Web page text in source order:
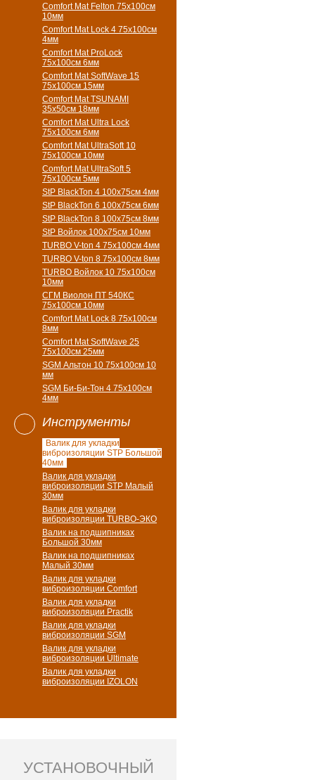
Comfort Mat Felton 75х100см
10мм
Comfort Mat Lock 4 75х100см
4мм
Comfort Mat ProLock
75х100см 6мм
Comfort Mat SoftWave 15
75х100см 15мм
Comfort Mat TSUNAMI
35х50см 18мм
Comfort Mat Ultra Lock
75х100см 6мм
Comfort Mat UltraSoft 10
75х100см 10мм
Comfort Mat UltraSoft 5
75х100см 5мм
StP BlackTon 4 100х75см 4мм
StP BlackTon 6 100х75см 6мм
StP BlackTon 8 100х75см 8мм
StP Войлок 100х75см 10мм
TURBO V-ton 4 75х100см 4мм
TURBO V-ton 8 75х100см 8мм
TURBO Войлок 10 75х100см
10мм
СГМ Виолон ПТ 540КС
75х100см 10мм
Comfort Mat Lock 8 75х100см
8мм
Comfort Mat SoftWave 25
75х100см 25мм
SGM Альтон 10 75x100см 10
мм
SGM Би-Би-Тон 4 75х100см
4мм
Инструменты
Валик для укладки
виброизоляции STP Большой
40мм
Валик для укладки
виброизоляции STP Малый
30мм
Валик для укладки
виброизоляции TURBO-ЭКО
Валик на подшипниках
Большой 30мм
Валик на подшипниках
Малый 30мм
Валик для укладки
виброизоляции Comfort
Валик для укладки
виброизоляции Practik
Валик для укладки
виброизоляции SGM
Валик для укладки
виброизоляции Ultimate
Валик для укладки
виброизоляции IZOLON
УСТАНОВОЧНЫЙ